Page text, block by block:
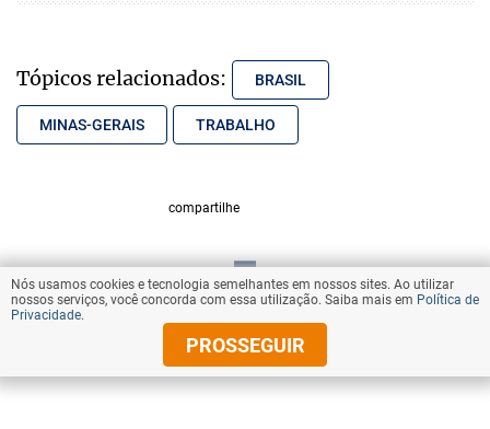
Tópicos relacionados: BRASIL
MINAS-GERAIS TRABALHO
compartilhe
VOLTAR AO TOPO
© Copyright 2025 Diários Associados
Nós usamos cookies e tecnologia semelhantes em nossos sites. Ao utilizar
nossos serviços, você concorda com essa utilização. Saiba mais em Política de
Privacidade.
PROSSEGUIR